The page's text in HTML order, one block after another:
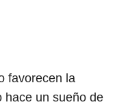
favorecen la
hace un sueño de